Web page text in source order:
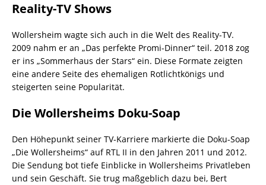
Reality-TV Shows
Wollersheim wagte sich auch in die Welt des Reality-TV.
2009 nahm er an „Das perfekte Promi-Dinner“ teil. 2018 zog
er ins „Sommerhaus der Stars“ ein. Diese Formate zeigten
eine andere Seite des ehemaligen Rotlichtkönigs und
steigerten seine Popularität.
Die Wollersheims Doku-Soap
Den Höhepunkt seiner TV-Karriere markierte die Doku-Soap
„Die Wollersheims“ auf RTL II in den Jahren 2011 und 2012.
Die Sendung bot tiefe Einblicke in Wollersheims Privatleben
und sein Geschäft. Sie trug maßgeblich dazu bei, Bert